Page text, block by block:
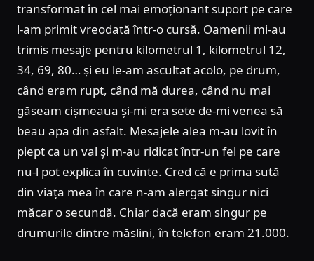
transformat în cel mai emoționant suport pe care
l-am primit vreodată într-o cursă. Oamenii mi-au
trimis mesaje pentru kilometrul 1, kilometrul 12,
34, 69, 80… și eu le-am ascultat acolo, pe drum,
când eram rupt, când mă durea, când nu mai
găseam cișmeaua și-mi era sete de-mi venea să
beau apa din asfalt. Mesajele alea m-au lovit în
piept ca un val și m-au ridicat într-un fel pe care
nu-l pot explica în cuvinte. Cred că e prima sută
din viața mea în care n-am alergat singur nici
măcar o secundă. Chiar dacă eram singur pe
drumurile dintre măslini, în telefon eram 21.000.